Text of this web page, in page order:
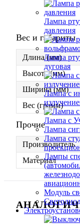
Лампа
давления
Лампа
дуговая
Лампа с
Лампа с
Лампа
Лампа
Лампы
Модуль
Вес и габариты
Длина (мм)
Высота (мм)
Ширина (мм)
Вес (грамм)
Прочие
Производитель
Материал